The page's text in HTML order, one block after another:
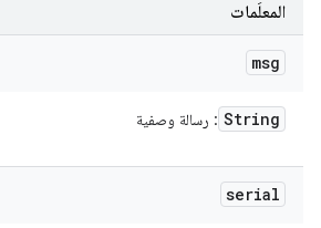
المعلَمات
msg
String : رسالة وصفية
serial